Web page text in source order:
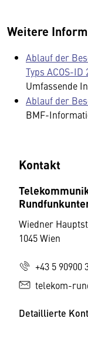
Weitere
Ablauf der
Typs ACOS-ID
Umfassende
Ablauf der
BMF-
Kontakt
Wiedner
1045 Wien
+43 5 90900
telekom-
Detaillierte